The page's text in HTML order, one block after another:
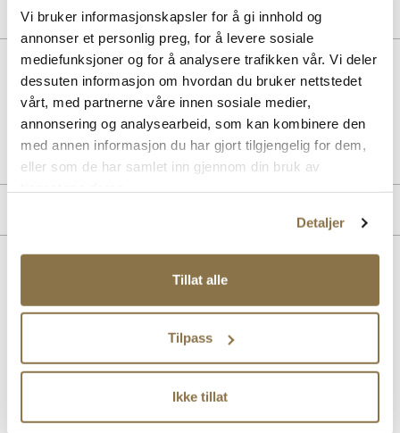
Vi bruker informasjonskapsler for å gi innhold og
annonser et personlig preg, for å levere sosiale
mediefunksjoner og for å analysere trafikken vår. Vi deler
dessuten informasjon om hvordan du bruker nettstedet
vårt, med partnerne våre innen sosiale medier,
annonsering og analysearbeid, som kan kombinere den
med annen informasjon du har gjort tilgjengelig for dem,
eller som de har samlet inn gjennom din bruk av
Detaljer
Tillat alle
Tilpass
Ikke tillat
Beskrivelse
Art. nr05763408
Lev. art. nr220415
Lignende produkter